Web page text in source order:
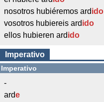
nosotros hubiéremos ardido
vosotros hubiereis ardido
ellos hubieren ardido
Imperativo
Imperativo
-
arde